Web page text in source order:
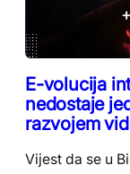
E-volucija
nedostaje
razvojem
Vijest da se u